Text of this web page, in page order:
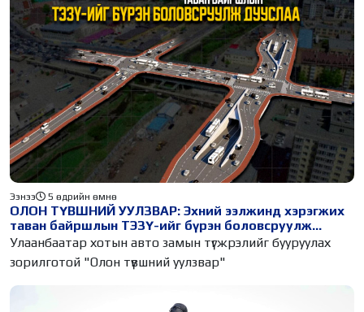
ОЛОН ТҮВШНИЙ УУЛЗВАР: Эхний ээлжинд хэрэгжих
таван байршлын ТЭЗҮ-ийг бүрэн боловсруулж
дууслаа
Ээнээ 5 өдрийн өмнө
Улаанбаатар хотын авто замын түгжрэлийг бууруулах
зорилготой "Олон түвшний уулзвар"